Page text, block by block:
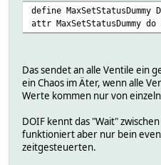
define
attr MaxSetStatusDummy do
Das sendet an alle Ventile ein
ein Chaos im Äter, wenn alle
Werte kommen nur von
DOIF kennt das "Wait"
funktioniert aber nur bein
zeitgesteuerten.